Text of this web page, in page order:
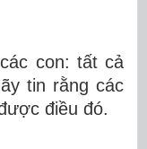
con: tất cả
tin rằng các
điều đó.